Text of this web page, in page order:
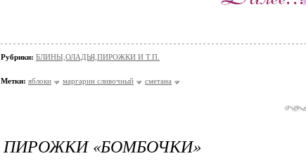
Рубрики: БЛИНЫ,ОЛАДЬЯ,ПИРОЖКИ И Т.П.
Метки: яблоки маргарин сливочный сметана
ПИРОЖКИ «БОМБОЧКИ»